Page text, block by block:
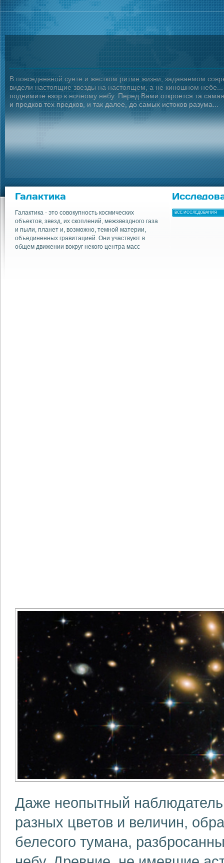
В повседневной суете и жестком ритме жизни, задаваемом
видели настоящие звезды на настоящем, а не киношном небе...
поднимите взор к ночному небу. Перед Вами откроется та
и предков тех предков, и так далее, до самых истоков разума...
Галактика
Галактика - это совокупность космических
объектов, звезд, их скоплений, межзвездного газа
и пыли, планет и, возможно, темной материи,
объединенных гравитацией. Они участвуют в
общем движении вокруг некого центра масс
ВСЕ ИССЛЕДОВАНИЯ
Даже неопытный
разных цветов и величин,
белесого тумана,